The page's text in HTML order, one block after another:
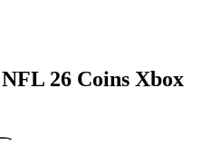
26 Coins Xbox